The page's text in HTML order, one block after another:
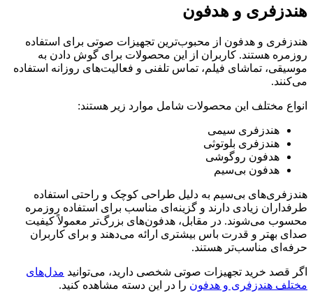
هندزفری و هدفون
هندزفری و هدفون از محبوب‌ترین تجهیزات صوتی برای استفاده
روزمره هستند. کاربران از این محصولات برای گوش دادن به
موسیقی، تماشای فیلم، تماس تلفنی و فعالیت‌های روزانه استفاده
می‌کنند.
انواع مختلف این محصولات شامل موارد زیر هستند:
هندزفری سیمی
هندزفری بلوتوثی
هدفون روگوشی
هدفون بی‌سیم
هندزفری‌های بی‌سیم به دلیل طراحی کوچک و راحتی استفاده
طرفداران زیادی دارند و گزینه‌ای مناسب برای استفاده روزمره
محسوب می‌شوند. در مقابل، هدفون‌های بزرگ‌تر معمولاً کیفیت
صدای بهتر و قدرت باس بیشتری ارائه می‌دهند و برای کاربران
حرفه‌ای مناسب‌تر هستند.
اگر قصد خرید تجهیزات صوتی شخصی دارید، می‌توانید مدل‌های
مختلف هندزفری و هدفون را در این دسته مشاهده کنید.